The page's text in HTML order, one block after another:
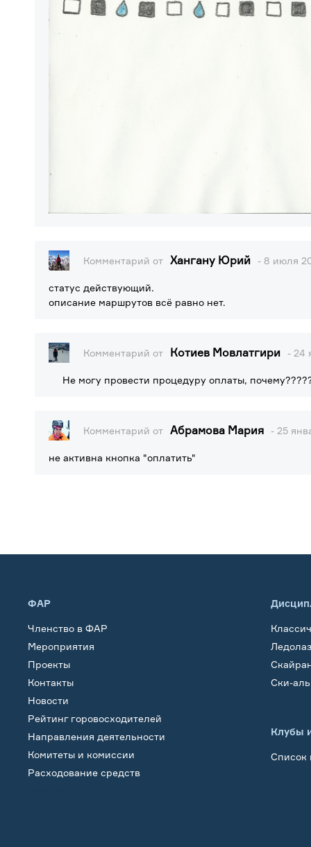
Комментарий от Хангану Юрий - 8 июля
статус действующий.
описание маршрутов всё равно нет.
Комментарий от Котиев Мовлатгири - 24
Не могу провести процедуру оплаты,
Комментарий от Абрамова Мария - 25
не активна кнопка "оплатить"
ФАР
Членство в ФАР
Мероприятия
Проекты
Контакты
Новости
Рейтинг горовосходителей
Направления деятельности
Комитеты и комиссии
Расходование средств
Ски-
Клубы
Список